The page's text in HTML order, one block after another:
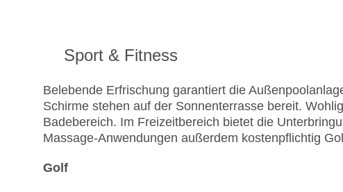
Sport & Fitness
Belebende Erfrischung garantiert die
Schirme stehen auf der Sonnenterrasse bereit.
Badebereich. Im Freizeitbereich bietet die
Massage-Anwendungen außerdem kostenpflichtig
Golf